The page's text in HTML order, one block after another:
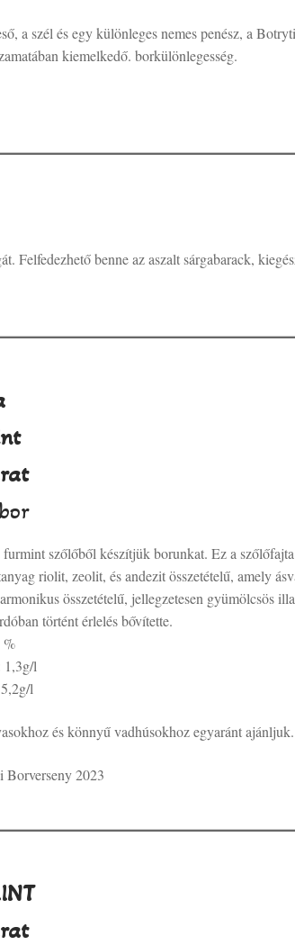
a szél és egy különleges nemes penész, a
kiemelkedő. borkülönlegesség.
Felfedezhető benne az aszalt sárgabarack,
szőlőből készítjük borunkat. Ez a
riolit, zeolit, és andezit összetételű, amely
összetételű, jellegzetesen gyümölcsös
történt érlelés bővítette.
%
1,3g/l
l
és könnyű vadhúsokhoz egyaránt ajánljuk.
Borverseny 2023